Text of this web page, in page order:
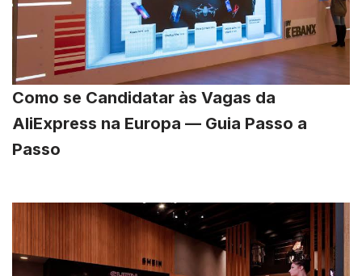
Como se Candidatar às Vagas da
AliExpress na Europa — Guia Passo a
Passo